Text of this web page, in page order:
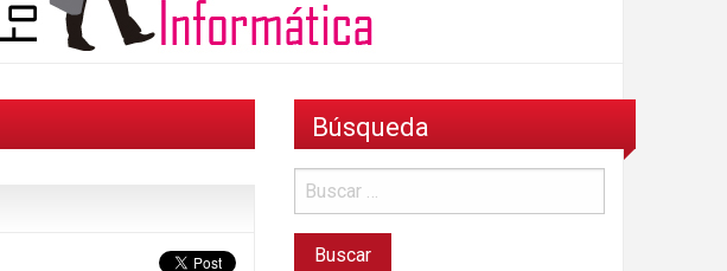
Búsqueda